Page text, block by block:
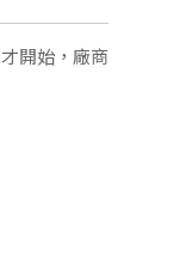
開始，廠商